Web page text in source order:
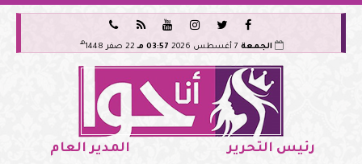






الجمعة 03:57 مـ 22 صفر 1448 هـ
رئيس التحرير المدير العام